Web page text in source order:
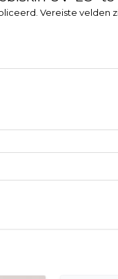
Vereiste velden